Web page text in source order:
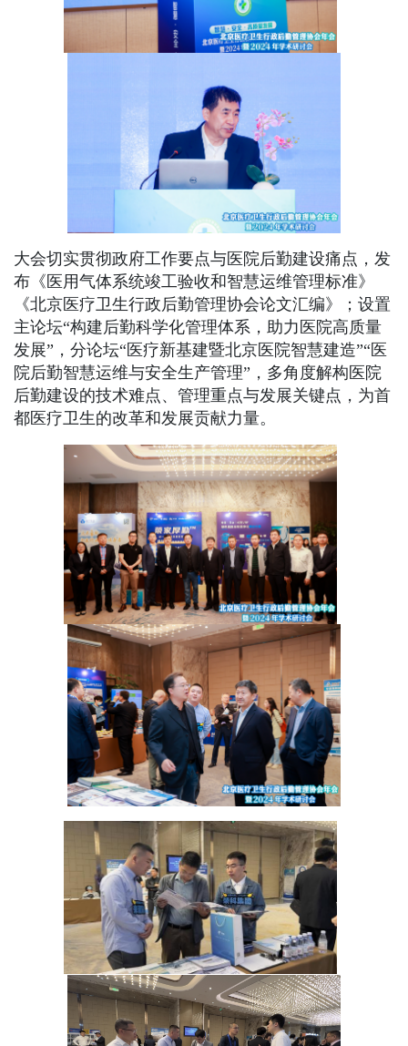
大会切实贯彻政府工作要点与医院后勤建设痛点，发
布《医用气体系统竣工验收和智慧运维管理标准》
《北京医疗卫生行政后勤管理协会论文汇编》；设置
主论坛“构建后勤科学化管理体系，助力医院高质量
发展”，分论坛“医疗新基建暨北京医院智慧建造”“医
院后勤智慧运维与安全生产管理”，多角度解构医院
后勤建设的技术难点、管理重点与发展关键点，为首
都医疗卫生的改革和发展贡献力量。